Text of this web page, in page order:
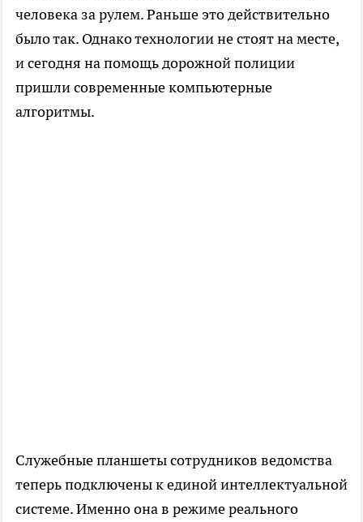
человека за рулем. Раньше это действительно
было так. Однако технологии не стоят на месте,
и сегодня на помощь дорожной полиции
пришли современные компьютерные
алгоритмы.
Служебные планшеты сотрудников ведомства
теперь подключены к единой интеллектуальной
системе. Именно она в режиме реального